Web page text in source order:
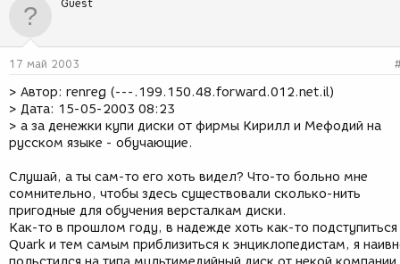
Guest
17 май 2003
> Автор: renreg (---.199.150.48.forward.012.net.il)
> Дата: 15-05-2003 08:23
> а за денежки купи диски от фирмы Кирилл и Мефодий на
русском языке - обучающие.
Слушай, а ты сам-то его хоть видел? Что-то больно мне
сомнительно, чтобы здесь существовали сколько-нить
пригодные для обучения версталкам диски.
Как-то в прошлом году, в надежде хоть как-то подступиться
Quark и тем самым приблизиться к энциклопедистам, я